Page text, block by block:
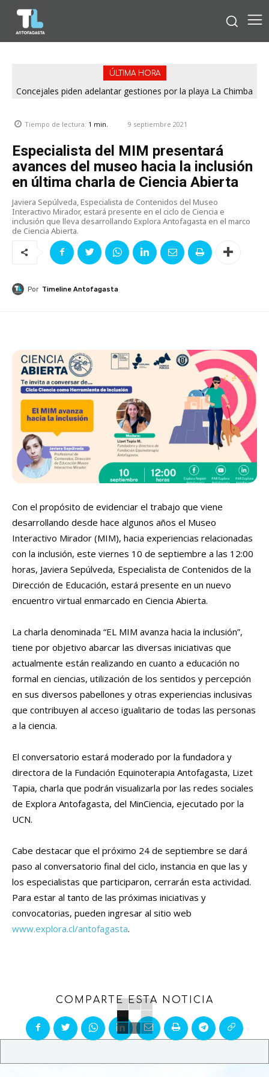
ÚLTIMA HORA
Concejales piden adelantar gestiones por la playa La Chimba
Tiempo de lectura: 1 min. 9 septiembre 2021
Especialista del MIM presentará
avances del museo hacia la inclusión
en última charla de Ciencia Abierta
Javiera Sepúlveda, Especialista de Contenidos del Museo
Interactivo Mirador, estará presente en el ciclo de Ciencia e
inclusión que lleva desarrollando Explora Antofagasta en el marco
de Ciencia Abierta.
Por Timeline Antofagasta
Con el propósito de evidenciar el trabajo que viene
desarrollando desde hace algunos años el Museo
Interactivo Mirador (MIM), hacia experiencias relacionadas
con la inclusión, este viernes 10 de septiembre a las 12:00
horas, Javiera Sepúlveda, Especialista de Contenidos de la
Dirección de Educación, estará presente en un nuevo
encuentro virtual enmarcado en Ciencia Abierta.
La charla denominada “EL MIM avanza hacia la inclusión”,
tiene por objetivo abarcar las diversas iniciativas que
actualmente están realizando en cuanto a educación no
formal en ciencias, utilización de los sentidos y percepción
en sus diversos pabellones y otras experiencias inclusivas
que contribuyen al acceso igualitario de todas las personas
a la ciencia.
El conversatorio estará moderado por la fundadora y
directora de la Fundación Equinoterapia Antofagasta, Lizet
Tapia, charla que podrán visualizarla por las redes sociales
de Explora Antofagasta, del MinCiencia, ejecutado por la
UCN.
Cabe destacar que el próximo 24 de septiembre se dará
paso al conversatorio final del ciclo, instancia en que las y
los especialistas que participaron, cerrarán esta actividad.
Para estar al tanto de las próximas iniciativas y
convocatorias, pueden ingresar al sitio web
www.explora.cl/antofagasta.
COMPARTE ESTA NOTICIA